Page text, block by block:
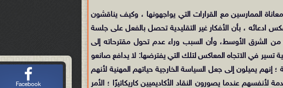
الممارسين مع القرارات التي يواجهونها ، وكيف يناقشون
ادعائه ، بأن الأفكار غير التقليدية تحصل بالفعل على جلسة
الشرق الأوسط، وأن السبب وراء عدم تحول مقترحاته إلى
تسير في الاتجاه المعاكس لتلك التي يفترضها: لا يدافع صانعو
إنهم يميلون إلى جعل السياسة الخارجية حياتهم المهنية لأنهم
عندما يصورون النقاد الأكاديميين كاريكاتيرًا ؛ الأمر
Facebook